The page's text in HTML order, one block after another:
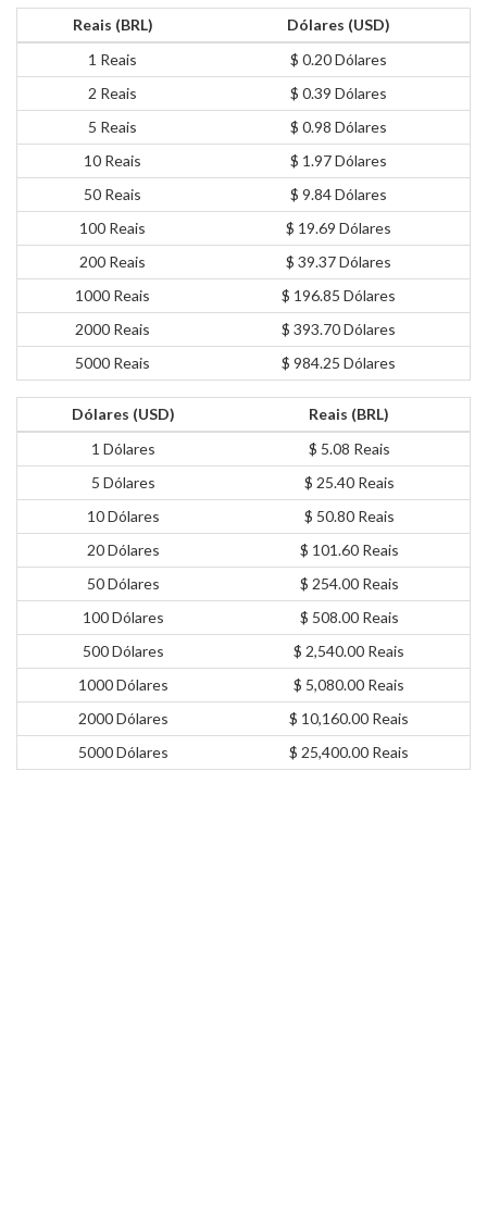
Reais (BRL)
Dólares (USD)
1 Reais
$ 0.20 Dólares
2 Reais
$ 0.39 Dólares
5 Reais
$ 0.98 Dólares
10 Reais
$ 1.97 Dólares
50 Reais
$ 9.84 Dólares
100 Reais
$ 19.69 Dólares
200 Reais
$ 39.37 Dólares
1000 Reais
$ 196.85 Dólares
2000 Reais
$ 393.70 Dólares
5000 Reais
$ 984.25 Dólares
Dólares (USD)
Reais (BRL)
1 Dólares
$ 5.08 Reais
5 Dólares
$ 25.40 Reais
10 Dólares
$ 50.80 Reais
20 Dólares
$ 101.60 Reais
50 Dólares
$ 254.00 Reais
100 Dólares
$ 508.00 Reais
500 Dólares
$ 2,540.00 Reais
1000 Dólares
$ 5,080.00 Reais
2000 Dólares
$ 10,160.00 Reais
5000 Dólares
$ 25,400.00 Reais